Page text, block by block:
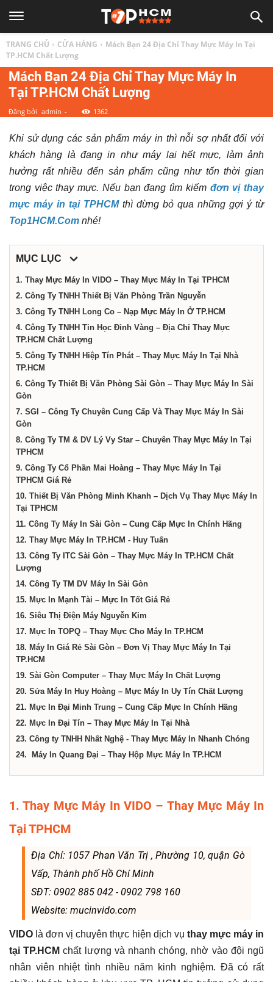
1
HCM
địa
dịch
vụ
Thành
Hồ
Chí
Minh
TRANG CHỦ CỬA HÀNG
Mách Bạn 24 Địa Chỉ Thay Mực Máy In Tại
TP.HCM Chất Lượng
Mách Bạn 24 Địa Chỉ Thay Mực Máy In
Tại TP.HCM Chất Lượng
Đăng bởi admin - 1362
Khi sử dụng các sản phẩm máy in thì nỗi sợ nhất đối với
khách hàng là đang in như máy lại hết mực, làm ảnh
hưởng rất nhiều đến sản phẩm cũng như tốn thời gian
trong việc thay mực. Nếu bạn đang tìm kiếm đơn vị thay
mực máy in tại TPHCMthì đừng bỏ qua những gợi ý từ
Top1HCM.Com nhé!
MỤC LỤC
1. Thay Mực Máy In VIDO – Thay Mực Máy In Tại TPHCM
2. Công Ty TNHH Thiết Bị Văn Phòng Trần Nguyễn
3. Công Ty TNHH Long Co – Nạp Mực Máy In Ở TP.HCM
4. Công Ty TNHH Tin Học Đỉnh Vàng – Địa Chỉ Thay Mực
TP.HCM Chất Lượng
5. Công Ty TNHH Hiệp Tín Phát – Thay Mực Máy In Tại Nhà
TP.HCM
6. Công Ty Thiết Bị Văn Phòng Sài Gòn – Thay Mực Máy In Sài
Gòn
7. SGI – Công Ty Chuyên Cung Cấp Và Thay Mực Máy In Sài
Gòn
8. Công Ty TM & DV Lý Vy Star – Chuyên Thay Mực Máy In Tại
TPHCM
9. Công Ty Cổ Phần Mai Hoàng – Thay Mực Máy In Tại
TPHCM Giá Rẻ
10. Thiết Bị Văn Phòng Minh Khanh – Dịch Vụ Thay Mực Máy In
Tại TPHCM
11. Công Ty Máy In Sài Gòn – Cung Cấp Mực In Chính Hãng
12. Thay Mực Máy In TP.HCM - Huy Tuấn
13. Công Ty ITC Sài Gòn – Thay Mực Máy In TP.HCM Chất
Lượng
14. Công Ty TM DV Máy In Sài Gòn
15. Mực In Mạnh Tài – Mực In Tốt Giá Rẻ
16. Siêu Thị Điện Máy Nguyễn Kim
17. Mực In TOPQ – Thay Mực Cho Máy In TP.HCM
18. Máy In Giá Rẻ Sài Gòn – Đơn Vị Thay Mực Máy In Tại
TP.HCM
19. Sài Gòn Computer – Thay Mực Máy In Chất Lượng
20. Sửa Máy In Huy Hoàng – Mực Máy In Uy Tín Chất Lượng
21. Mực In Đại Minh Trung – Cung Cấp Mực In Chính Hãng
22. Mực In Đại Tín – Thay Mực Máy In Tại Nhà
23. Công ty TNHH Nhất Nghệ - Thay Mực Máy In Nhanh Chóng
24. Máy In Quang Đại – Thay Hộp Mực Máy In TP.HCM
1. Thay Mực Máy In VIDO – Thay Mực Máy In
Tại TPHCM
Địa Chỉ: 1057 Phan Văn Trị , Phường 10, quận Gò
Vấp, Thành phố Hồ Chí Minh
SĐT: 0902 885 042 - 0902 798 160
Website: mucinvido.com
VIDO là đơn vị chuyên thực hiện dịch vụ thay mực máy in
tại TP.HCM chất lượng và nhanh chóng, nhờ vào đội ngũ
nhân viên nhiệt tình nhiều năm kinh nghiệm. Đã có rất